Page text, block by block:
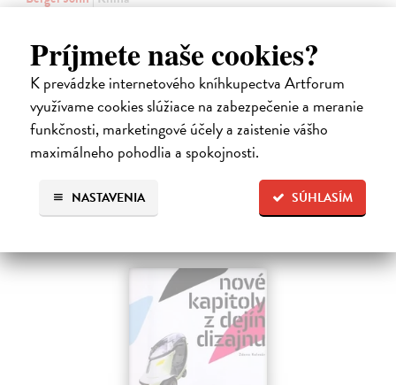
Príjmete naše cookies?
K prevádzke internetového kníhkupectva Artforum
využívame cookies slúžiace na zabezpečenie a meranie
funkčnosti, marketingové účely a zaistenie vášho
maximálneho pohodlia a spokojnosti.
SÚHLASÍM
NASTAVENIA
vizuálnych štúdií. Sedem esejí (z ktorých tri sú čisto obrazové) sa
zaoberá…
Zasielame do 12 dní
13,48 €
13,90 € ?